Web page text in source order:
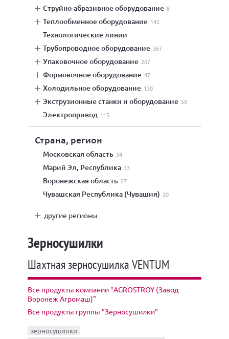
струйно-абразивное оборудование 8
теплообменное оборудование 142
технологические линии
трубопроводное оборудование 367
упаковочное оборудование 207
формовочное оборудование 47
холодильное оборудование 130
экструзионные станки и оборудование 59
электропривод 115
Страна, регион
Московская область 34
Марий Эл, Республика 33
Воронежская область 27
Чувашская Республика (Чувашия) 20
другие регионы
Зерносушилки
Шахтная зерносушилка VENTUM
Все продукты компании "AGROSTROY (Завод
Воронеж Агромаш)"
Все продукты группы "Зерносушилки"
зерносушилки